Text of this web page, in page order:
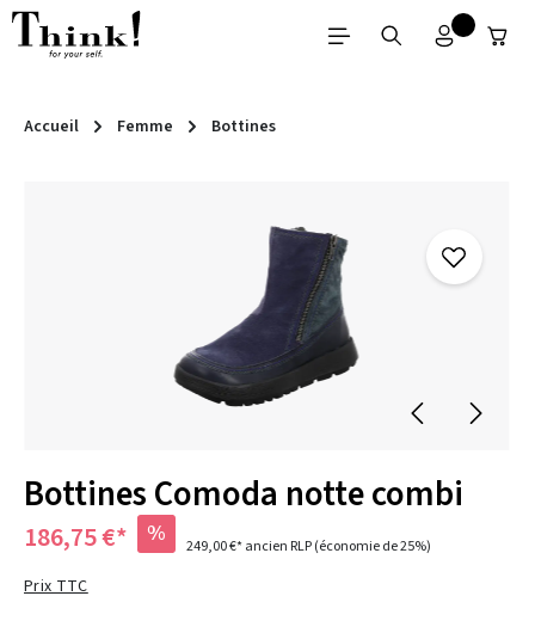
Passer au contenu principal
Accueil Femme Bottines
Bottines Comoda notte combi
186,75 €* % 249,00 €*ancien RLP(économie de 25%)
Prix TTC